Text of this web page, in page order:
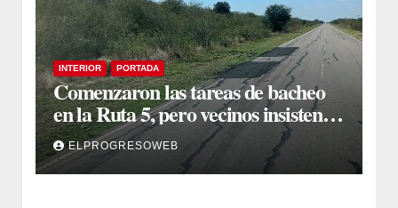
INTERIOR PORTADA
Comenzaron las tareas de bacheo
en la Ruta 5, pero vecinos insisten
en un reclamo integral
ELPROGRESOWEB